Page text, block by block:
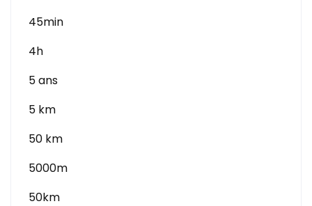
45min
4h
5 ans
5 km
50 km
5000m
50km